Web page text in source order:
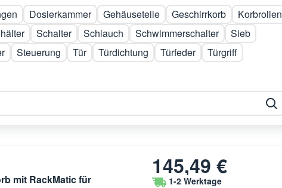
Dosierkammer Gehäuseteile Geschirrkorb
Korbrollen
Schalter Schlauch Schwimmerschalter
Sieb
Steuerung Tür Türdichtung Türfeder
Türgriff
mit RackMatic für
145,49 €
1-2 Werktage